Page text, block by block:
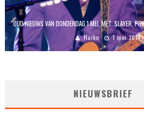
OUD NIEUWS VAN DONDERDAG 1 MEI, MET: SLAYER,
Haiko 1 mei 2014
NIEUWSBRIEF